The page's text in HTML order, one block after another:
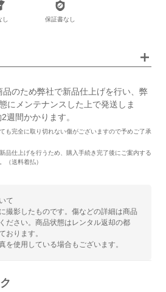
保証書なし
のため弊社で新品仕上げを行い、弊
にメンテナンスした上で発送しま
週間かかります。
も完全に取り切れない傷がございますので予めご了承
品仕上げを行うため、購入手続き完了後にご案内する
（送料着払）
て
撮影したものです。傷などの詳細は商品
ださい。商品状態はレンタル返却の都
おります。
を使用している場合もございます。